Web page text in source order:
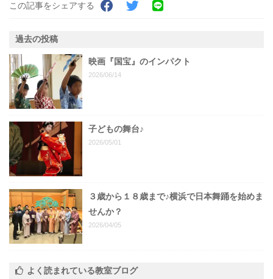
この記事をシェアする
過去の投稿
映画『国宝』のインパクト
2026/06/14
子どもの舞台♪
2026/05/01
３歳から１８歳まで♪横浜で日本舞踊を始めま
せんか？
2026/04/05
よく読まれている教室ブログ